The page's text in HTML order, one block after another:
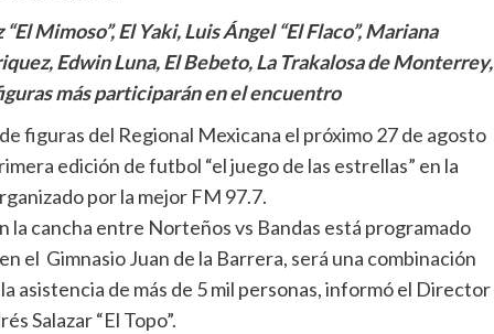
Mimoso”, ⁠El Yaki, Luis Ángel “El Flaco”, Mariana
Edwin Luna, El Bebeto, La Trakalosa de Monterrey,
más participarán en el encuentro
figuras del Regional Mexicana el próximo 27 de agosto
edición de futbol “el juego de las estrellas” en la
por la mejor FM 97.7.
la cancha entre Norteños vs Bandas está programado
el Gimnasio Juan de la Barrera, será una combinación
asistencia de más de 5 mil personas, informó el Director
Salazar “El Topo”.